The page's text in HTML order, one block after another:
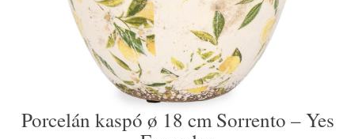
Porcelán kaspó ø 18 cm Sorrento – Yes